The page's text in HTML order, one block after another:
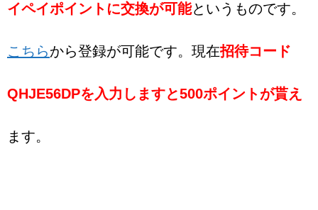
イペイポイントに交換が可能というものです。
こちらから登録が可能です。現在招待コード
QHJE56DPを入力しますと500ポイントが貰え
ます。